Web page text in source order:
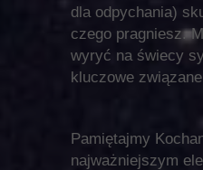
dla odpychania)
czego pragniesz.
wyryć na świecy
kluczowe
Pamiętajmy
najważniejszym